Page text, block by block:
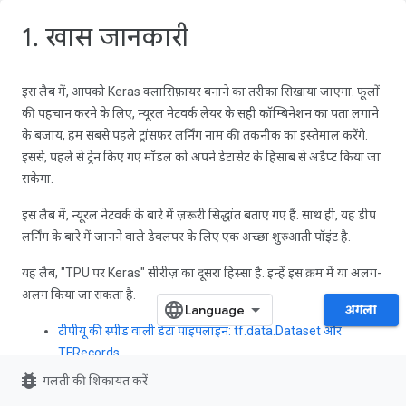
1. खास जानकारी
इस लैब में, आपको Keras क्लासिफ़ायर बनाने का तरीका सिखाया जाएगा. फूलों
की पहचान करने के लिए, न्यूरल नेटवर्क लेयर के सही कॉम्बिनेशन का पता लगाने
के बजाय, हम सबसे पहले ट्रांसफ़र लर्निंग नाम की तकनीक का इस्तेमाल करेंगे.
इससे, पहले से ट्रेन किए गए मॉडल को अपने डेटासेट के हिसाब से अडैप्ट किया जा
सकेगा.
इस लैब में, न्यूरल नेटवर्क के बारे में ज़रूरी सिद्धांत बताए गए हैं. साथ ही, यह डीप
लर्निंग के बारे में जानने वाले डेवलपर के लिए एक अच्छा शुरुआती पॉइंट है.
यह लैब, "TPU पर Keras" सीरीज़ का दूसरा हिस्सा है. इन्हें इस क्रम में या अलग-
अलग किया जा सकता है.
टीपीयू की स्पीड वाली डेटा पाइपलाइन: tf.data.Dataset और
TFRecords
[इस लैब में]ट्रांसफ़र लर्निंग की मदद से, अपना पहला Keras मॉडल
अगला
bug_report गलती की शिकायत करें